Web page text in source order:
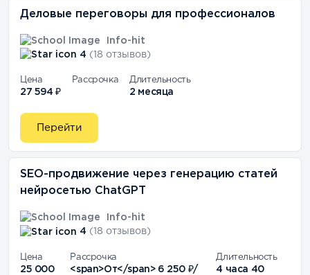
Деловые переговоры для профессионалов
Info-hit
4 (18 отзывов)
Цена
27 594 ₽
Рассрочка Длительность
2 месяца
Перейти
SEO-продвижение через генерацию статей
нейросетью ChatGPT
Info-hit
4 (18 отзывов)
Цена
25 000
Рассрочка
<span>От</span> 6 250 ₽/
Длительность
4 часа 40